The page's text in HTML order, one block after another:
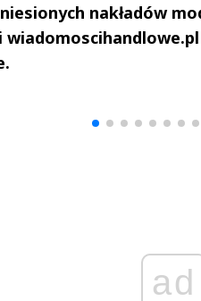
nakładów
ad
Marta i Andrzej